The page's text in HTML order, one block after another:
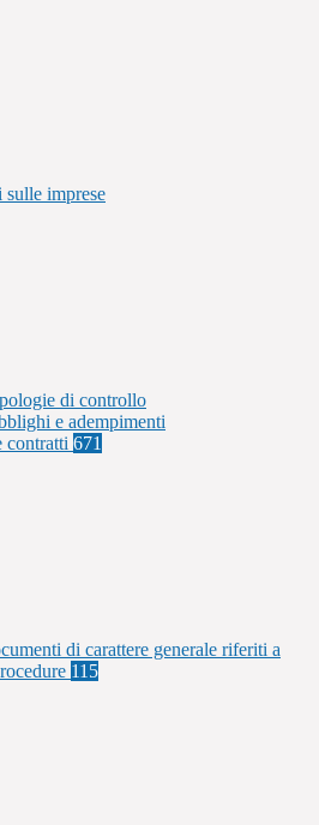
imprese
di controllo
e adempimenti
contratti 671
di carattere generale riferiti a
115